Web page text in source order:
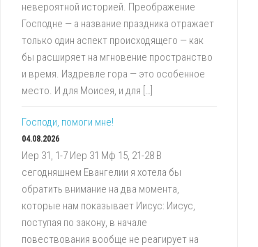
невероятной историей. Преображение
Господне — а название праздника отражает
только один аспект происходящего — как
бы расширяет на мгновение пространство
и время. Издревле гора — это особенное
место. И для Моисея, и для […]
Господи, помоги мне!
04.08.2026
Иер 31, 1-7 Иер 31 Мф 15, 21-28 В
сегодняшнем Евангелии я хотела бы
обратить внимание на два момента,
которые нам показывает Иисус: Иисус,
поступая по закону, в начале
повествования вообще не реагирует на